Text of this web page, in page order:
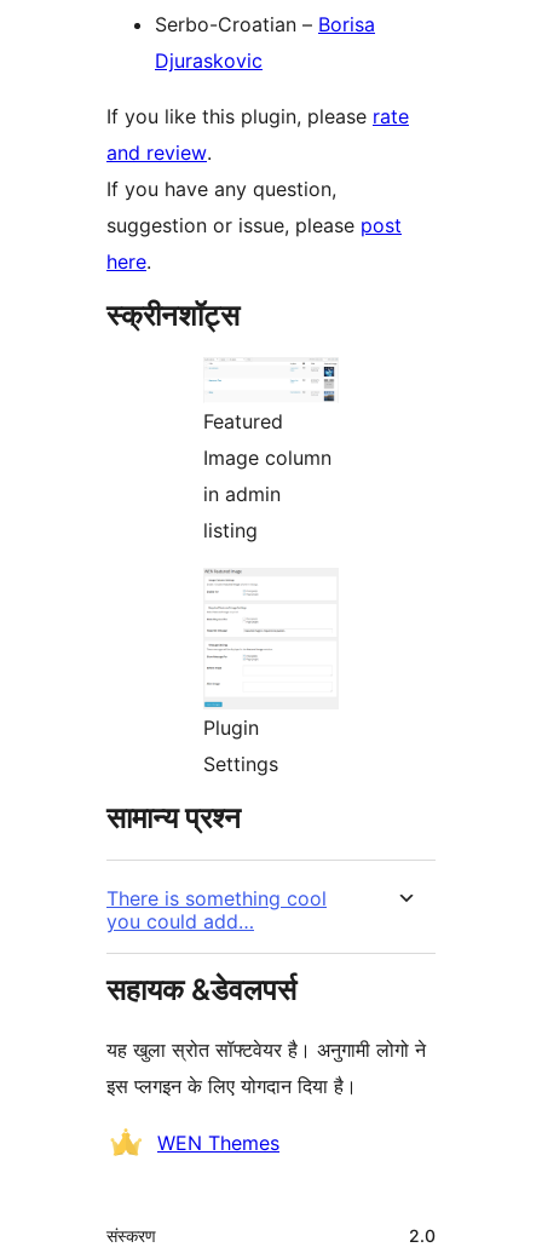
Serbo-Croatian – Borisa
Djuraskovic
If you like this plugin, please rate
and review.
If you have any question,
suggestion or issue, please post
here.
स्क्रीनशॉट्स
Featured
Image column
in admin
listing
Plugin
Settings
सामान्य प्रश्न
There is something cool
you could add…
सहायक &डेवलपर्स
यह खुला स्रोत सॉफ्टवेयर है। अनुगामी लोगो ने
इस प्लगइन के लिए योगदान दिया है।
योगदानकर्ताWEN Themes
मेटा
संस्करण 2.0